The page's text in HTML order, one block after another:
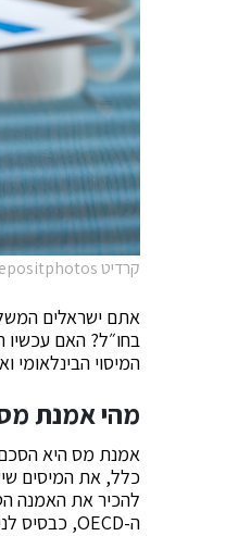
קרדיט Depositphotos
אתם ישראלים
בחו״ל? האם
המיסוי
מהי אמנת
אמנת מס היא
כלל, את המיסים
להכיר את האמנה
ה-OECD, כבסיס לניסוח אמנות המס של ישראל.